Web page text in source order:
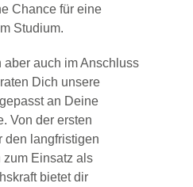
Chance für eine
Studium.
aber auch im Anschluss
Dich unsere
an Deine
Von der ersten
den langfristigen
Einsatz als
bietet dir